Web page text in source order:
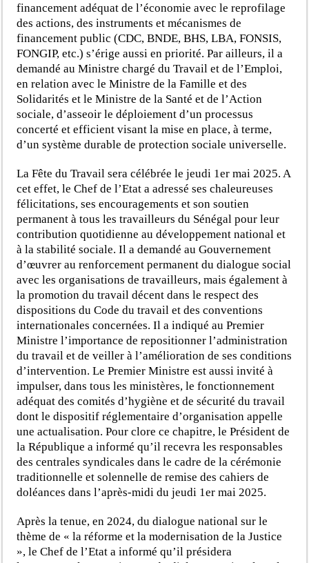
financement adéquat de l’économie avec le reprofilage
des actions, des instruments et mécanismes de
financement public (CDC, BNDE, BHS, LBA, FONSIS,
FONGIP, etc.) s’érige aussi en priorité. Par ailleurs, il a
demandé au Ministre chargé du Travail et de l’Emploi,
en relation avec le Ministre de la Famille et des
Solidarités et le Ministre de la Santé et de l’Action
sociale, d’asseoir le déploiement d’un processus
concerté et efficient visant la mise en place, à terme,
d’un système durable de protection sociale universelle.
La Fête du Travail sera célébrée le jeudi 1er mai 2025. A
cet effet, le Chef de l’Etat a adressé ses chaleureuses
félicitations, ses encouragements et son soutien
permanent à tous les travailleurs du Sénégal pour leur
contribution quotidienne au développement national et
à la stabilité sociale. Il a demandé au Gouvernement
d’œuvrer au renforcement permanent du dialogue social
avec les organisations de travailleurs, mais également à
la promotion du travail décent dans le respect des
dispositions du Code du travail et des conventions
internationales concernées. Il a indiqué au Premier
Ministre l’importance de repositionner l’administration
du travail et de veiller à l’amélioration de ses conditions
d’intervention. Le Premier Ministre est aussi invité à
impulser, dans tous les ministères, le fonctionnement
adéquat des comités d’hygiène et de sécurité du travail
dont le dispositif réglementaire d’organisation appelle
une actualisation. Pour clore ce chapitre, le Président de
la République a informé qu’il recevra les responsables
des centrales syndicales dans le cadre de la cérémonie
traditionnelle et solennelle de remise des cahiers de
doléances dans l’après-midi du jeudi 1er mai 2025.
Après la tenue, en 2024, du dialogue national sur le
thème de « la réforme et la modernisation de la Justice
», le Chef de l’Etat a informé qu’il présidera